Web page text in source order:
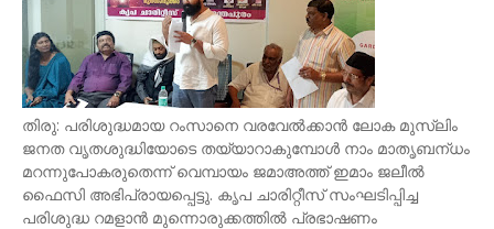
തിരു: പരിശുദ്ധമായ റംസാനെ വരവേൽക്കാൻ ലോക മുസ്ലിം
ജനത വൃതശുദ്ധിയോടെ തയ്യാറാകുമ്പോൾ നാം മാതൃബന്‌ധം
മറന്നുപോകരുതെന്ന് വെമ്പായം ജമാഅത്ത് ഇമാം ജലീൽ
ഫൈസി അഭിപ്രായപ്പെട്ടു. കൃപ ചാരിറ്റീസ് സംഘടിപ്പിച്ച
പരിശുദ്ധ റമളാൻ മുന്നൊരുക്കത്തിൽ പ്രഭാഷണം